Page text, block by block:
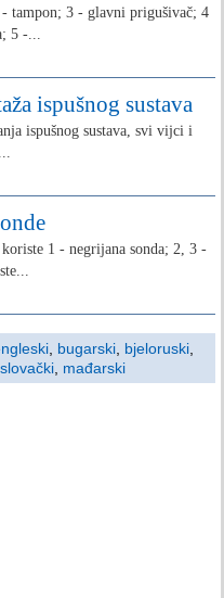
tampon; 3 - glavni prigušivač; 4
5 -...
ispušnog sustava
ispušnog sustava, svi vijci i
1 - negrijana sonda; 2, 3 -
bugarski bjeloruski
slovački mađarski